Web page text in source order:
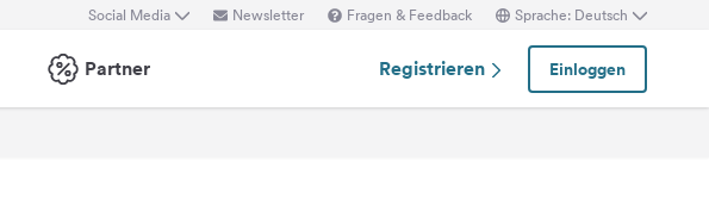
Social Media Newsletter Fragen & Feedback Sprache: Deutsch
Partner Registrieren Einloggen